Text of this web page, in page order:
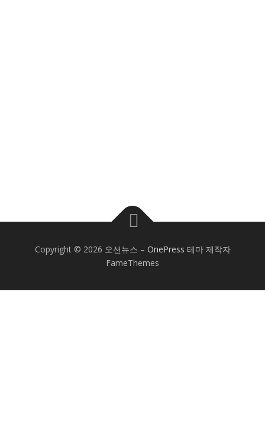
Copyright © 2026 오션뉴스 – OnePress 테마 제작자
FameThemes